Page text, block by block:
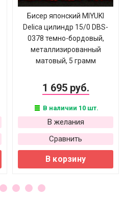
Бисер японский MIYUKI
Delica цилиндр 15/0 DBS-
0378 темно-бордовый,
металлизированный
матовый, 5 грамм
1 695 руб.
В наличии 10 шт.
В желания
Сравнить
В корзину